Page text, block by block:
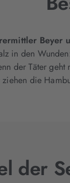
Beyer
in den
der Täter
die
der